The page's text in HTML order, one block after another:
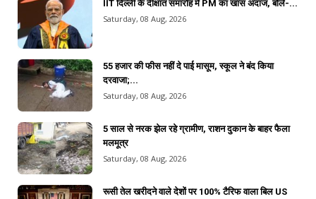
IIT दिल्ली के दीक्षांत समारोह में PM का खास अंदाज, बोले-...
Saturday, 08 Aug, 2026
55 हजार की फीस नहीं दे पाई मासूम, स्कूल ने बंद किया
दरवाजा;...
Saturday, 08 Aug, 2026
5 साल से नरक झेल रहे ग्रामीण, राशन दुकान के बाहर फैला
मलमूत्र
Saturday, 08 Aug, 2026
रूसी तेल खरीदने वाले देशों पर 100% टैरिफ वाला बिल US